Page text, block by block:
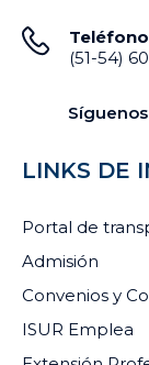
Teléfono
(51-54)
LINKS DE
Portal de
Admisión
Convenios y
ISUR Emplea